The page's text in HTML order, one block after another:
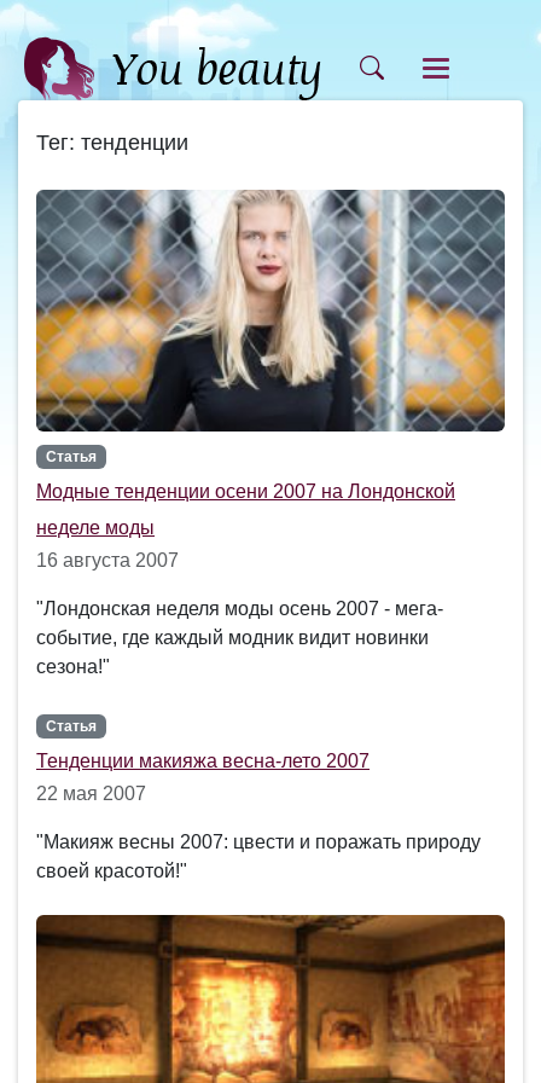
Тег: тенденции
Статья
Модные тенденции осени 2007 на Лондонской
неделе моды
16 августа 2007
"Лондонская неделя моды осень 2007 - мега-
событие, где каждый модник видит новинки
сезона!"
Статья
Тенденции макияжа весна-лето 2007
22 мая 2007
"Макияж весны 2007: цвести и поражать природу
своей красотой!"